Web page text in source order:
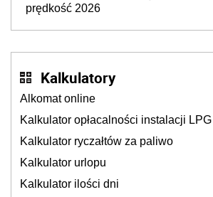
prędkość 2026
Kalkulatory
Alkomat online
Kalkulator opłacalności instalacji LPG
Kalkulator ryczałtów za paliwo
Kalkulator urlopu
Kalkulator ilości dni